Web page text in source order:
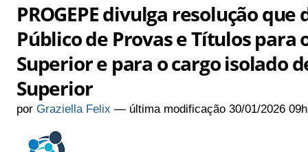
PROGEPE divulga resolução
Público de Provas e Títulos
Superior e para o cargo isolado
Superior
porGraziella Felix — última modificação 30/01/2026